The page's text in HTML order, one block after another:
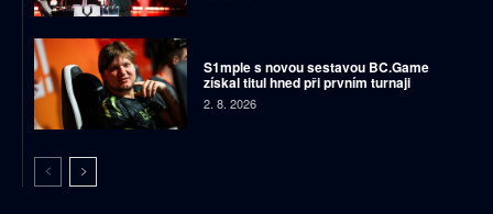
S1mple s novou sestavou BC.Game
získal titul hned při prvním turnaji
2. 8. 2026